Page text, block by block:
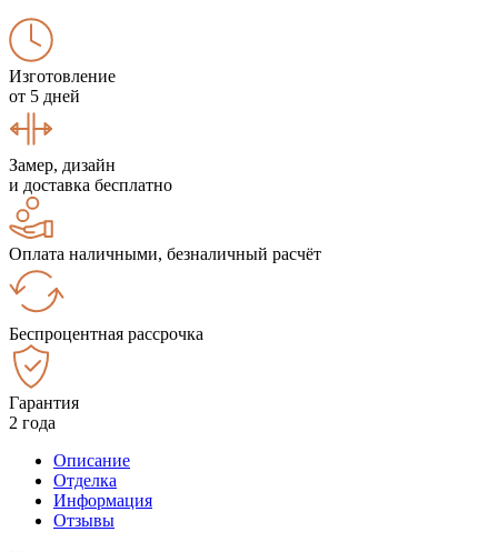
Изготовление
от 5 дней
Замер, дизайн
и доставка бесплатно
Оплата наличными, безналичный расчёт
Беспроцентная рассрочка
Гарантия
2 года
Описание
Отделка
Информация
Отзывы